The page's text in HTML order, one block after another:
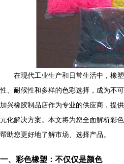
在现代工业生产和日常生活中，橡
性、耐候性和多样的色彩选择，成为不
加兴橡胶制品店作为专业的供应商，提
元化解决方案。本文将为您全面解析彩
帮助您更好地了解市场、选择产品。
一、彩色橡塑：不仅仅是颜色